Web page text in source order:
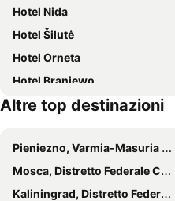
Hotel Nida
Hotel Šilutė
Hotel Orneta
Hotel Braniewo
Altre top destinazioni
Pieniezno, Varmia-Masuria Hotel
Mosca, Distretto Federale Centrale Hotel
Kaliningrad, Distretto Federale Nordoccidentale Hotel